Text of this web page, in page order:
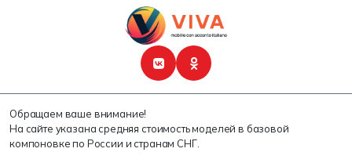
Обращаем ваше внимание!
На сайте указана средняя стоимость моделей в базовой
компоновке по России и странам СНГ.